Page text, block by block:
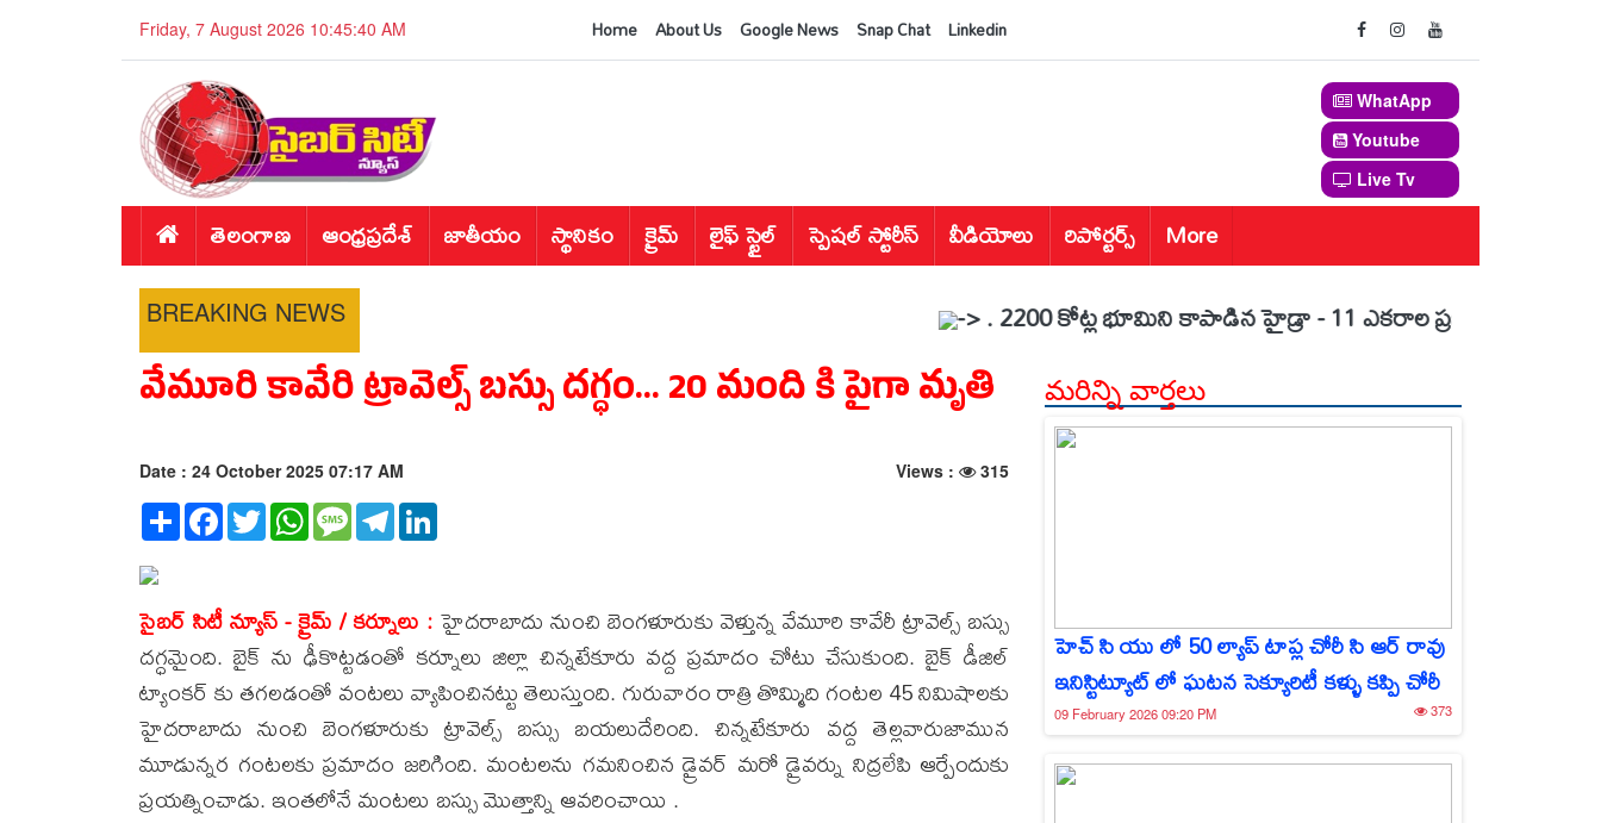
Friday, 7 August 2026 10:45:41 AM Home About Us Google News Snap Chat Linkedin
WhatApp
Youtube
Live Tv
తెలంగాణ ఆంధ్రప్రదేశ్ జాతీయం స్థానికం క్రైమ్ లైఫ్ స్టైల్ స్పెషల్ స్టోరీస్ వీడియోలు రిపోర్టర్స్ More
BREAKING NEWS -> . 2200 కోట్ల భూమిని కాపాడిన హైడ్రా - 11 ఎక‌రాల ప్ర‌భుత్వ భూమి స్వాధీనం
వేమూరి కావేరి ట్రావెల్స్ బస్సు దగ్ధం... 20 మంది కి పైగా మృతి
Date : 24 October 2025 07:17 AM Views :
315
Share Facebook
TwitterWhatsAppMessageTelegram
సైబర్ సిటీ న్యూస్ - క్రైమ్ / కర్నూలు :హైదరాబాదు నుంచి బెంగళూరుకు వెళ్తున్న వేమూరి కావేరీ ట్రావెల్స్ బస్సు
దగ్ధమైంది. బైక్ ను ఢీకొట్టడంతో కర్నూలు జిల్లా చిన్నటేకూరు వద్ద ప్రమాదం చోటు చేసుకుంది. బైక్ డీజిల్
ట్యాంకర్ కు తగలడంతో వంటలు వ్యాపించినట్టు తెలుస్తుంది. గురువారం రాత్రి తొమ్మిది గంటల 45 నిమిషాలకు
హైదరాబాదు నుంచి బెంగళూరుకు ట్రావెల్స్ బస్సు బయలుదేరింది. చిన్నటేకూరు వద్ద తెల్లవారుజామున
మూడున్నర గంటలకు ప్రమాదం జరిగింది. మంటలను గమనించిన డ్రైవర్ మరో డ్రైవర్ను నిద్రలేపి ఆర్పేందుకు
ప్రయత్నించాడు. ఇంతలోనే మంటలు బస్సు మొత్తాన్ని ఆవరించాయి .
మరిన్ని వార్తలు
హెచ్ సి యు లో 50 ల్యాప్ టాప్ల చోరీ సి ఆర్ రావు
ఇనిస్టిట్యూట్ లో ఘటన సెక్యూరిటీ కళ్ళు కప్పి చోరీ
09 February 2026 09:20 PM 373